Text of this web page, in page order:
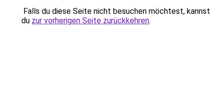
Falls du diese Seite nicht besuchen möchtest, kannst
du zur vorherigen Seite zurückkehren.